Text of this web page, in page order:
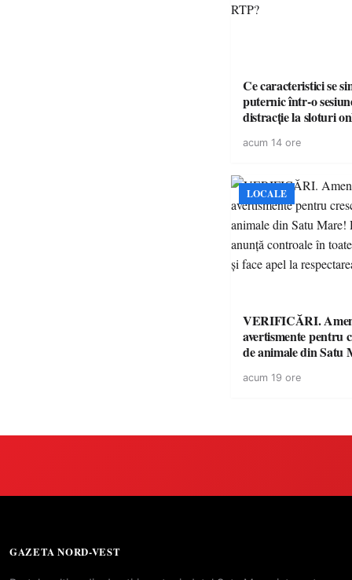
Ce caracteristici se
puternic într-o
distracție la sloturi
acum 14 ore
LOCALE
VERIFICĂRI.
avertismente pentru
de animale din Satu
toate gospodăriile și
acum 19 ore
GAZETA NORD-VEST